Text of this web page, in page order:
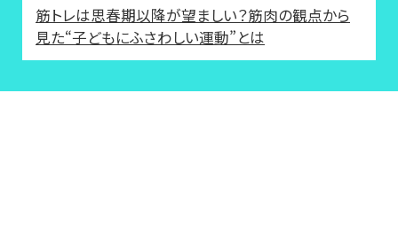
筋トレは思春期以降が望ましい？筋肉の観点から
見た“子どもにふさわしい運動”とは